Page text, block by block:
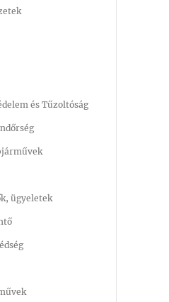
és Tűzoltóság
ügyeletek